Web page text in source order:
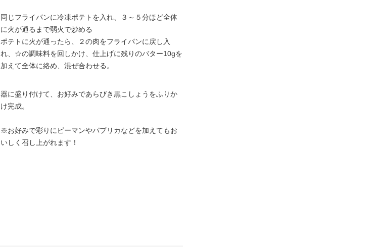
同じフライパンに冷凍ポテトを入れ、３～５分ほど全体
に火が通るまで弱火で炒める
ポテトに火が通ったら、２の肉をフライパンに戻し入
れ、☆の調味料を回しかけ、仕上げに残りのバター10gを
加えて全体に絡め、混ぜ合わせる。
器に盛り付けて、お好みであらびき黒こしょうをふりか
け完成。
※お好みで彩りにピーマンやパプリカなどを加えてもお
いしく召し上がれます！